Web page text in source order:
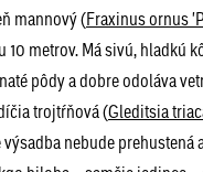
mannový (Fraxinus ornus
10 metrov. Má sivú, hladkú
pôdy a dobre odoláva
trojtŕňová (Gleditsia
výsadba nebude